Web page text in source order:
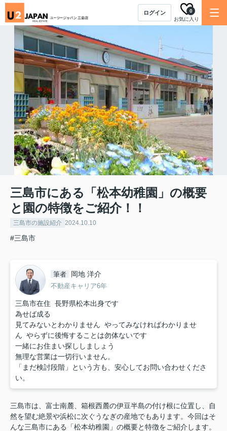
ログイン
お気に入り
0
三島市にある「松本幼稚園」の概要
と園の特徴をご紹介！！
三島市の施設紹介 2024.10.10
#三島市
筆者 岡地 洋介
不動産キャリア6年
三島市在住 長野県松本出身です
為せば成る
見てみないとわかりません やってみなければわかりませ
ん やらずに後悔することは勿体ないです
一緒にお住まい探ししましょう
無理な営業は一切行いません。
「まだ検討段階」という方も、安心してお問い合わせくださ
い。
三島市は、富士南麓、箱根西麓の伊豆半島の付け根に位置し、自
然を望む絶景や浜松に次ぐうなぎの産地でもあります。今回はそ
んな三島市にある 「松本幼稚園」の概要と特徴をご紹介します。